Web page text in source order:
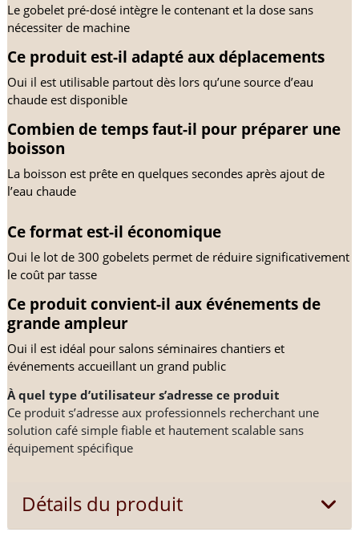
Le gobelet pré-dosé intègre le contenant et la dose sans
nécessiter de machine
Ce produit est-il adapté aux déplacements
Oui il est utilisable partout dès lors qu’une source d’eau
chaude est disponible
Combien de temps faut-il pour préparer une
boisson
La boisson est prête en quelques secondes après ajout de
l’eau chaude
Ce format est-il économique
Oui le lot de 300 gobelets permet de réduire significativement
le coût par tasse
Ce produit convient-il aux événements de
grande ampleur
Oui il est idéal pour salons séminaires chantiers et
événements accueillant un grand public
À quel type d’utilisateur s’adresse ce produit
Ce produit s’adresse aux professionnels recherchant une
solution café simple fiable et hautement scalable sans
équipement spécifique
Détails du produit